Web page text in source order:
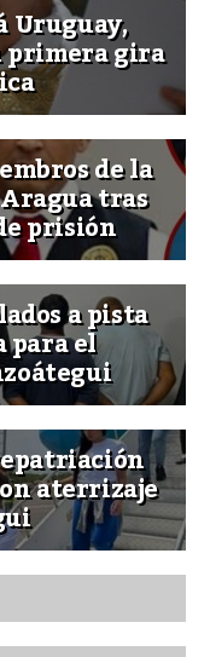
Uruguay,
primera gira
de la
tras
prisión
a pista
para el
aterrizaje